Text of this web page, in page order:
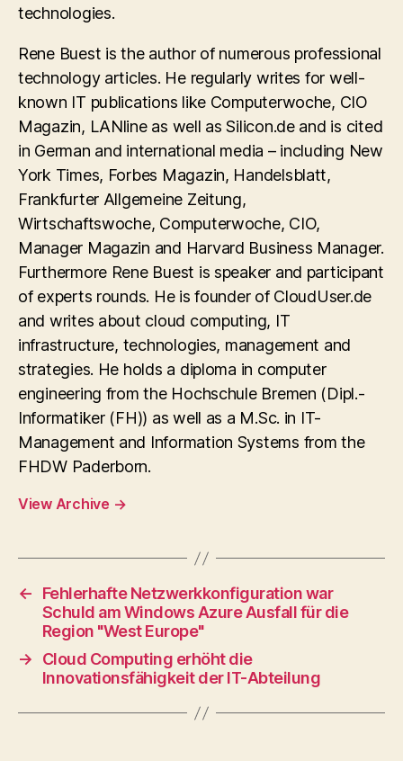
technologies.
Rene Buest is the author of numerous professional
technology articles. He regularly writes for well-
known IT publications like Computerwoche, CIO
Magazin, LANline as well as Silicon.de and is cited
in German and international media – including New
York Times, Forbes Magazin, Handelsblatt,
Frankfurter Allgemeine Zeitung,
Wirtschaftswoche, Computerwoche, CIO,
Manager Magazin and Harvard Business Manager.
Furthermore Rene Buest is speaker and participant
of experts rounds. He is founder of CloudUser.de
and writes about cloud computing, IT
infrastructure, technologies, management and
strategies. He holds a diploma in computer
engineering from the Hochschule Bremen (Dipl.-
Informatiker (FH)) as well as a M.Sc. in IT-
Management and Information Systems from the
FHDW Paderborn.
View Archive →
←
Fehlerhafte Netzwerkkonfiguration war
Schuld am Windows Azure Ausfall für die
Region "West Europe"
→
Cloud Computing erhöht die
Innovationsfähigkeit der IT-Abteilung